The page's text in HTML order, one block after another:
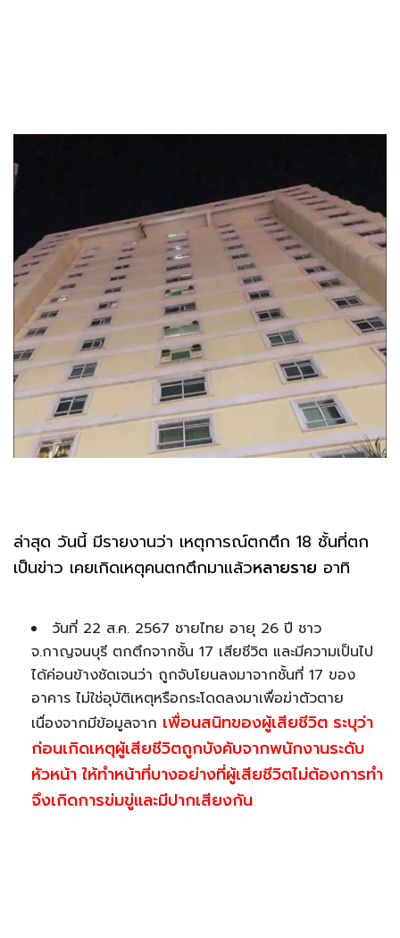
ล่าสุด วันนี้ มีรายงานว่า เหตุการณ์ตกตึก 18 ชั้นที่ตก
เป็นข่าว เคยเกิดเหตุคนตกตึกมาแล้วหลายราย อาทิ
วันที่ 22 ส.ค. 2567 ชายไทย อายุ 26 ปี ชาว
จ.กาญจนบุรี ตกตึกจากชั้น 17 เสียชีวิต และมีความเป็นไป
ได้ค่อนข้างชัดเจนว่า ถูกจับโยนลงมาจากชั้นที่ 17 ของ
อาคาร ไม่ใช่อุบัติเหตุหรือกระโดดลงมาเพื่อฆ่าตัวตาย
เนื่องจากมีข้อมูลจาก เพื่อนสนิทของผู้เสียชีวิต ระบุว่า
ก่อนเกิดเหตุผู้เสียชีวิตถูกบังคับจากพนักงานระดับ
หัวหน้า ให้ทำหน้าที่บางอย่างที่ผู้เสียชีวิตไม่ต้องการทำ
จึงเกิดการข่มขู่และมีปากเสียงกัน